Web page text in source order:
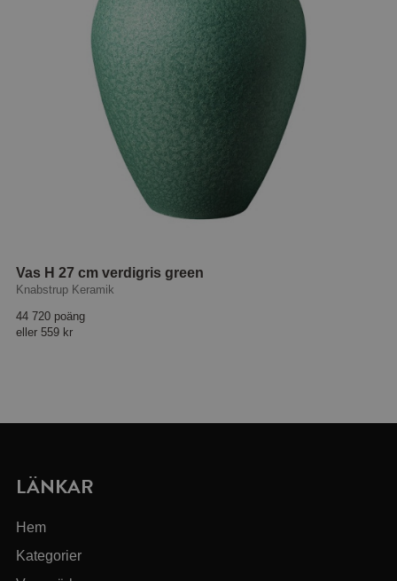
Vas H 27 cm verdigris green
Knabstrup Keramik
44 720 poäng
eller 559 kr
LÄNKAR
Hem
Kategorier